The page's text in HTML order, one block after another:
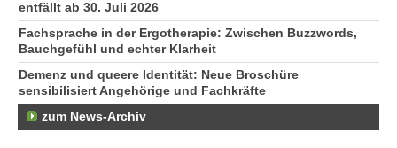
entfällt ab 30. Juli 2026
Fachsprache in der Ergotherapie: Zwischen Buzzwords,
Bauchgefühl und echter Klarheit
Demenz und queere Identität: Neue Broschüre
sensibilisiert Angehörige und Fachkräfte
zum News-Archiv